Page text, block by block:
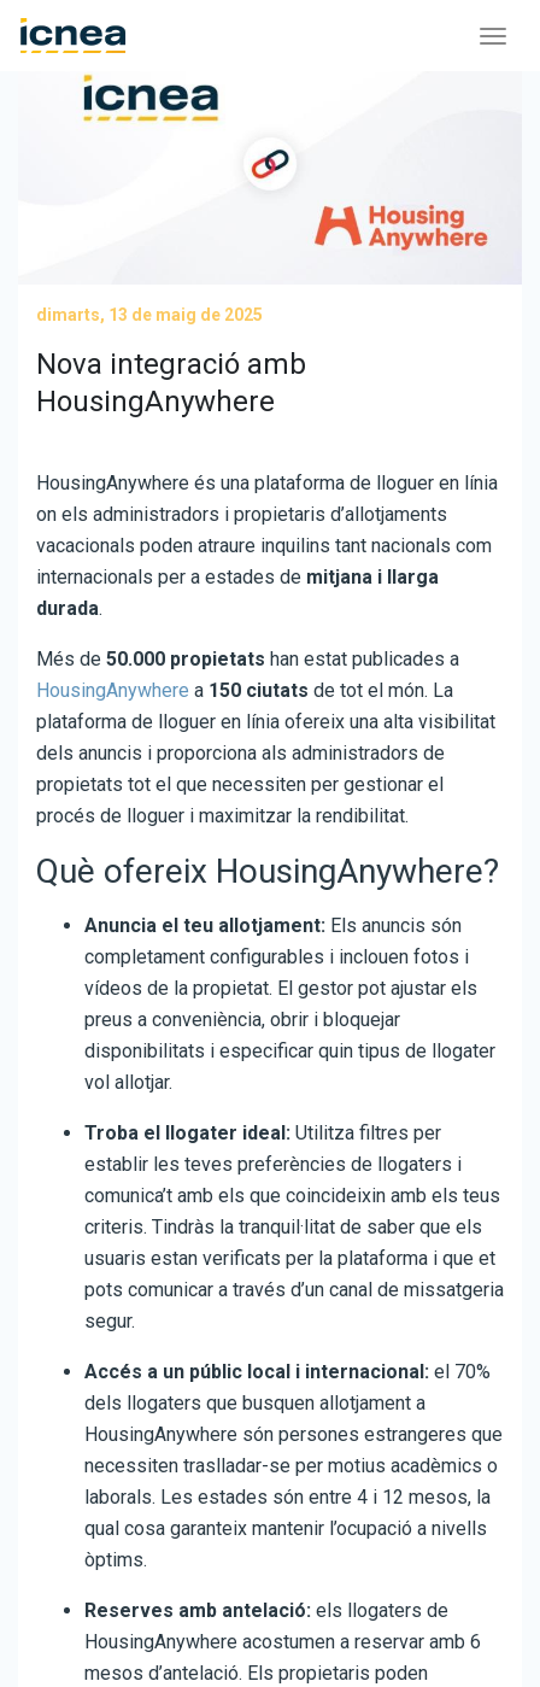
dimarts, 13 de maig de 2025
Nova integració amb
HousingAnywhere
HousingAnywhere és una plataforma de lloguer en línia
on els administradors i propietaris d’allotjaments
vacacionals poden atraure inquilins tant nacionals com
internacionals per a estades de mitjana i llarga
durada.
Més de 50.000 propietats han estat publicades a
HousingAnywhere a 150 ciutats de tot el món. La
plataforma de lloguer en línia ofereix una alta visibilitat
dels anuncis i proporciona als administradors de
propietats tot el que necessiten per gestionar el
procés de lloguer i maximitzar la rendibilitat.
Què ofereix HousingAnywhere?
Anuncia el teu allotjament: Els anuncis són
completament configurables i inclouen fotos i
vídeos de la propietat. El gestor pot ajustar els
preus a conveniència, obrir i bloquejar
disponibilitats i especificar quin tipus de llogater
vol allotjar.
Troba el llogater ideal: Utilitza filtres per
establir les teves preferències de llogaters i
comunica’t amb els que coincideixin amb els teus
criteris. Tindràs la tranquil·litat de saber que els
usuaris estan verificats per la plataforma i que et
pots comunicar a través d’un canal de missatgeria
segur.
Accés a un públic local i internacional: el 70%
dels llogaters que busquen allotjament a
HousingAnywhere són persones estrangeres que
necessiten traslladar-se per motius acadèmics o
laborals. Les estades són entre 4 i 12 mesos, la
qual cosa garanteix mantenir l’ocupació a nivells
òptims.
Reserves amb antelació: els llogaters de
HousingAnywhere acostumen a reservar amb 6
mesos d’antelació. Els propietaris poden